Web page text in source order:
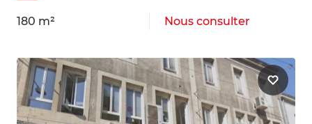
180 m² Nous consulter